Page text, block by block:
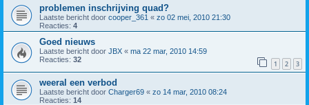
problemen inschrijving quad?
Laatste bericht door cooper_361 « zo 02 mei, 2010 21:30
Reacties: 4
Goed nieuws
Laatste bericht door JBX « ma 22 mar, 2010 14:59
Reacties: 32 1 2 3
weeral een verbod
Laatste bericht door Charger69 « zo 14 mar, 2010 08:24
Reacties: 14